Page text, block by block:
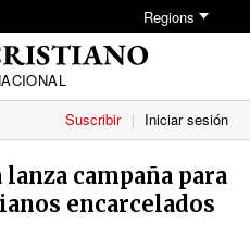
Regions
Suscribir Iniciar sesión
lanza campaña para
encarcelados